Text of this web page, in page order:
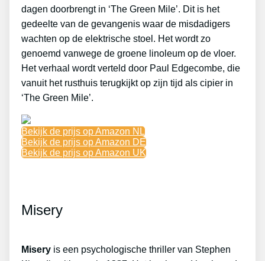
dagen doorbrengt in ‘The Green Mile’. Dit is het
gedeelte van de gevangenis waar de misdadigers
wachten op de elektrische stoel. Het wordt zo
genoemd vanwege de groene linoleum op de vloer.
Het verhaal wordt verteld door Paul Edgecombe, die
vanuit het rusthuis terugkijkt op zijn tijd als cipier in
‘The Green Mile’.
Bekijk de prijs op Amazon NL
Bekijk de prijs op Amazon DE
Bekijk de prijs op Amazon UK
Misery
Misery is een psychologische thriller van Stephen